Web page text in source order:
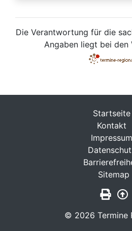
Die Verantwortung für die
Angaben liegt bei den
© 2026 Termine
Startseite
Kontakt
Impressum
Sitemap
Seite